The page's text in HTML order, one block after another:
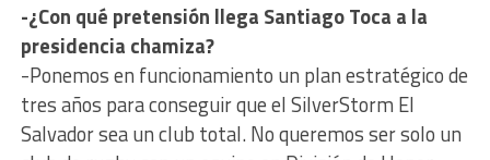
-¿Con qué pretensión llega Santiago Toca a la
presidencia chamiza?
-Ponemos en funcionamiento un plan estratégico de
tres años para conseguir que el SilverStorm El
Salvador sea un club total. No queremos ser solo un